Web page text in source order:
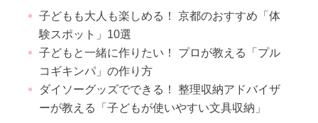
子どもも大人も楽しめる！ 京都のおすすめ「体
験スポット」10選
子どもと一緒に作りたい！ プロが教える「プル
コギキンパ」の作り方
ダイソーグッズでできる！ 整理収納アドバイザ
ーが教える「子どもが使いやすい文具収納」